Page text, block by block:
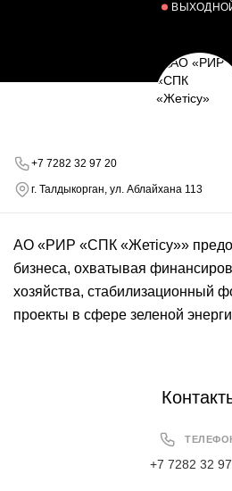
+7 7282 32 97 20
г. Талдыкорган, ул. Аблайхана 113
АО «РИР «СПК «Жетісу»»
бизнеса, охватывая
хозяйства, стабилизационный
проекты в сфере зеленой
+7 7282 32